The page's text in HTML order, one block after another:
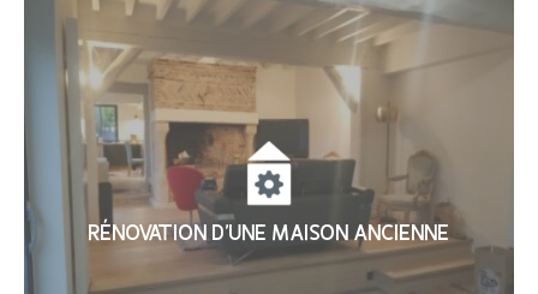
RÉNOVATION D’UNE MAISON ANCIENNE